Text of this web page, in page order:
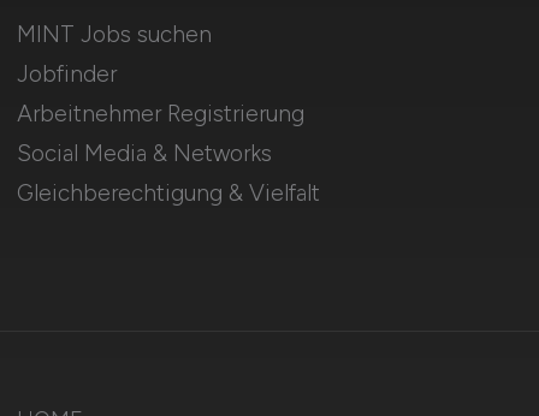
MINT Jobs suchen
Jobfinder
Arbeitnehmer Registrierung
Social Media & Networks
Gleichberechtigung & Vielfalt